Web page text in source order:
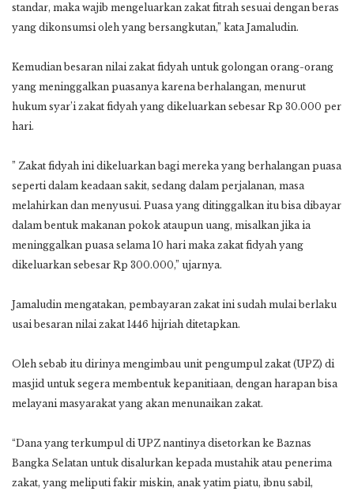
standar, maka wajib mengeluarkan zakat fitrah sesuai dengan beras
yang dikonsumsi oleh yang bersangkutan,” kata Jamaludin.
Kemudian besaran nilai zakat fidyah untuk golongan orang-orang
yang meninggalkan puasanya karena berhalangan, menurut
hukum syar’i zakat fidyah yang dikeluarkan sebesar Rp 30.000 per
hari.
” Zakat fidyah ini dikeluarkan bagi mereka yang berhalangan puasa
seperti dalam keadaan sakit, sedang dalam perjalanan, masa
melahirkan dan menyusui. Puasa yang ditinggalkan itu bisa dibayar
dalam bentuk makanan pokok ataupun uang, misalkan jika ia
meninggalkan puasa selama 10 hari maka zakat fidyah yang
dikeluarkan sebesar Rp 300.000,” ujarnya.
Jamaludin mengatakan, pembayaran zakat ini sudah mulai berlaku
usai besaran nilai zakat 1446 hijriah ditetapkan.
Oleh sebab itu dirinya mengimbau unit pengumpul zakat (UPZ) di
masjid untuk segera membentuk kepanitiaan, dengan harapan bisa
melayani masyarakat yang akan menunaikan zakat.
“Dana yang terkumpul di UPZ nantinya disetorkan ke Baznas
Bangka Selatan untuk disalurkan kepada mustahik atau penerima
zakat, yang meliputi fakir miskin, anak yatim piatu, ibnu sabil,